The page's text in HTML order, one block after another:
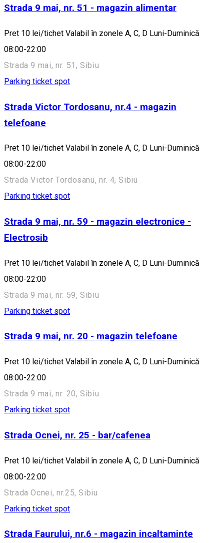
Strada 9 mai, nr. 51 - magazin alimentar
Pret 10 lei/tichet Valabil în zonele A, C, D Luni-Duminică
08:00-22:00
Strada 9 mai, nr. 51, Sibiu
Parking ticket spot
Strada Victor Tordosanu, nr.4 - magazin
telefoane
Pret 10 lei/tichet Valabil în zonele A, C, D Luni-Duminică
08:00-22:00
Strada Victor Tordosanu, nr. 4, Sibiu
Parking ticket spot
Strada 9 mai, nr. 59 - magazin electronice -
Electrosib
Pret 10 lei/tichet Valabil în zonele A, C, D Luni-Duminică
08:00-22:00
Strada 9 mai, nr. 59, Sibiu
Parking ticket spot
Strada 9 mai, nr. 20 - magazin telefoane
Pret 10 lei/tichet Valabil în zonele A, C, D Luni-Duminică
08:00-22:00
Strada 9 mai, nr. 20, Sibiu
Parking ticket spot
Strada Ocnei, nr. 25 - bar/cafenea
Pret 10 lei/tichet Valabil în zonele A, C, D Luni-Duminică
08:00-22:00
Strada Ocnei, nr.25, Sibiu
Parking ticket spot
Strada Faurului, nr.6 - magazin incaltaminte